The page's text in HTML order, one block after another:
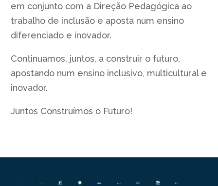
em conjunto com a Direção Pedagógica ao
trabalho de inclusão e aposta num ensino
diferenciado e inovador.
Continuamos, juntos, a construir o futuro,
apostando num ensino inclusivo, multicultural e
inovador.
Juntos Construímos o Futuro!